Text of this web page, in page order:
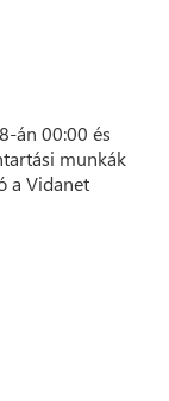
án 00:00 és
munkák
a Vidanet